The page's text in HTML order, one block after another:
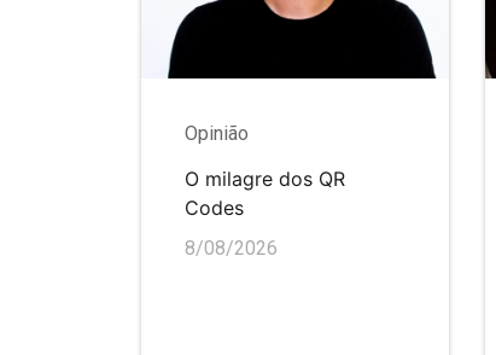
Opinião
O milagre dos QR
Codes
8/08/2026